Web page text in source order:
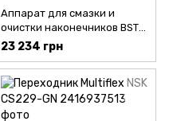
Аппарат для смазки и
очистки наконечников BST-
011
23 234 грн